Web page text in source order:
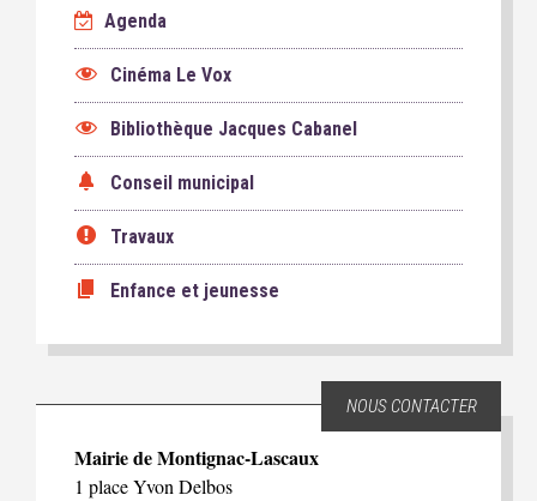
Agenda
Cinéma Le Vox
Bibliothèque Jacques Cabanel
Conseil municipal
Travaux
Enfance et jeunesse
NOUS CONTACTER
Mairie de Montignac-Lascaux
1 place Yvon Delbos